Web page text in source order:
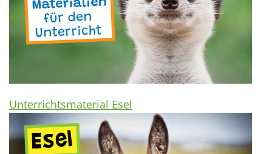
Unterrichtsmaterial Esel